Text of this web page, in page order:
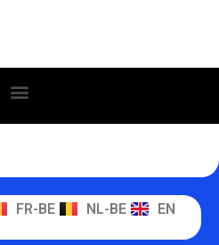
FR-BE NL-BE
EN